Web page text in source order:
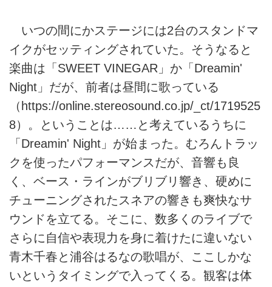
いつの間にかステージには2台のスタンドマ
イクがセッティングされていた。そうなると
楽曲は「SWEET VINEGAR」か「Dreamin'
Night」だが、前者は昼間に歌っている
（ https://online.stereosound.co.jp/_ct/1719525
8）。ということは……と考えているうちに
「Dreamin' Night」が始まった。むろんトラッ
クを使ったパフォーマンスだが、音響も良
く、ベース・ラインがブリブリ響き、硬めに
チューニングされたスネアの響きも爽快なサ
ウンドを立てる。そこに、数多くのライブで
さらに自信や表現力を身に着けたに違いない
青木千春と浦谷はるなの歌唱が、ここしかな
いというタイミングで入ってくる。観客は体